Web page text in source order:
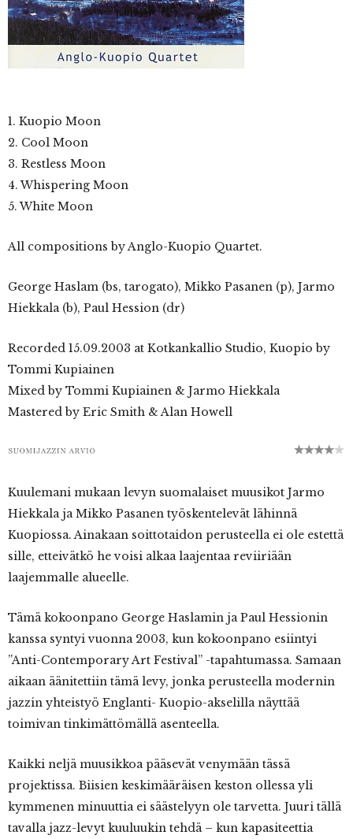
1. Kuopio Moon
2. Cool Moon
3. Restless Moon
4. Whispering Moon
5. White Moon
All compositions by Anglo-Kuopio Quartet.
George Haslam (bs, tarogato), Mikko Pasanen (p), Jarmo
Hiekkala (b), Paul Hession (dr)
Recorded 15.09.2003 at Kotkankallio Studio, Kuopio by
Tommi Kupiainen
Mixed by Tommi Kupiainen & Jarmo Hiekkala
Mastered by Eric Smith & Alan Howell
Kuulemani mukaan levyn suomalaiset muusikot Jarmo
Hiekkala ja Mikko Pasanen työskentelevät lähinnä
Kuopiossa. Ainakaan soittotaidon perusteella ei ole estettä
sille, etteivätkö he voisi alkaa laajentaa reviiriään
laajemmalle alueelle.
Tämä kokoonpano George Haslamin ja Paul Hessionin
kanssa syntyi vuonna 2003, kun kokoonpano esiintyi
”Anti-Contemporary Art Festival” -tapahtumassa. Samaan
aikaan äänitettiin tämä levy, jonka perusteella modernin
jazzin yhteistyö Englanti- Kuopio-akselilla näyttää
toimivan tinkimättömällä asenteella.
Kaikki neljä muusikkoa pääsevät venymään tässä
projektissa. Biisien keskimääräisen keston ollessa yli
kymmenen minuuttia ei säästelyyn ole tarvetta. Juuri tällä
tavalla jazz-levyt kuuluukin tehdä – kun kapasiteettia